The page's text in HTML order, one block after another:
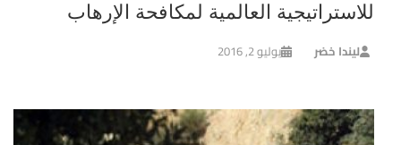
للاستراتيجية العالمية لمكافحة الإرهاب
ليندا خضر يوليو 2, 2016